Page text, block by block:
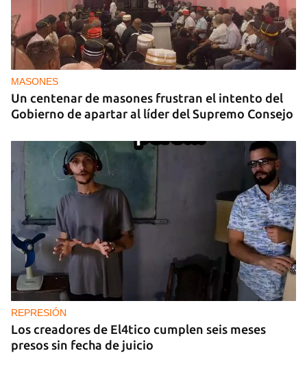
MASONES
Un centenar de masones frustran el intento del
Gobierno de apartar al líder del Supremo Consejo
REPRESIÓN
Los creadores de El4tico cumplen seis meses
presos sin fecha de juicio